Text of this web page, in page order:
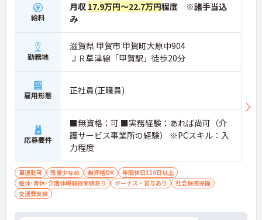
給料
月収 17.9万円～22.7万円程度 ※諸手当込
み
勤務地
滋賀県 甲賀市 甲賀町大原中904
ＪＲ草津線「甲賀駅」徒歩20分
雇用形態 正社員(正職員)
応募要件
■無資格：可 ■実務経験：あれば尚可（介
護サービス事業所の経験） ※PCスキル：入
力程度
車通勤可 残業少なめ 無資格OK
年間休日110日以上
産休･育休･介護休暇取得実績あり
ボーナス・賞与あり
社会保険完備
交通費支給